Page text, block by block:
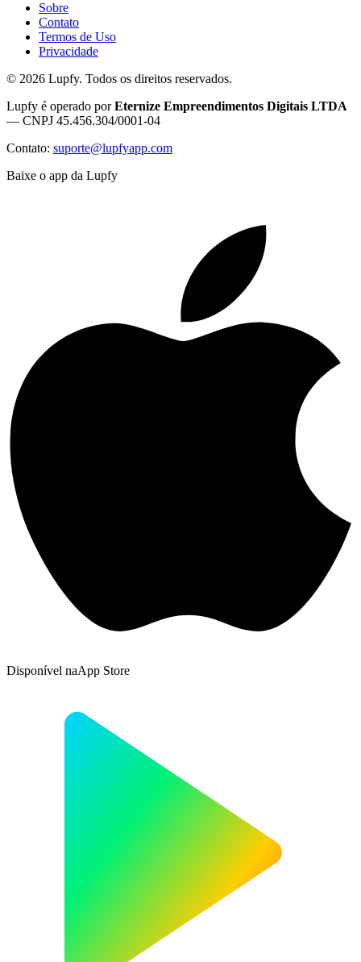
Sobre
Contato
Termos de Uso
Privacidade
© 2026 Lupfy. Todos os direitos reservados.
Lupfy é operado porEternize Empreendimentos Digitais LTDA
— CNPJ 45.456.304/0001-04
Contato: suporte@lupfyapp.com
Baixe o app da Lupfy
Disponível naApp Store